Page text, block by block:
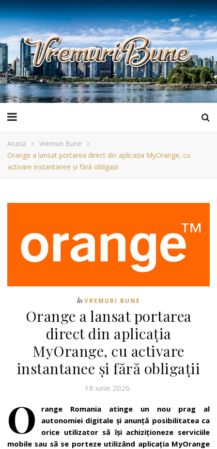
Acasă
Vremuri Bune
Orange a lansat portarea direct din aplicația MyOrange, cu
activare instantanee și fără obligații
În VREMURI BUNE
Orange a lansat portarea
direct din aplicația
MyOrange, cu activare
instantanee și fără obligații
18 iunie 2026
O
range Romania atinge un nou prag al
autonomiei digitale și anunță posibilitatea ca
orice utilizator să își achiziționeze serviciile
mobile sau să se porteze utilizând aplicația MyOrange